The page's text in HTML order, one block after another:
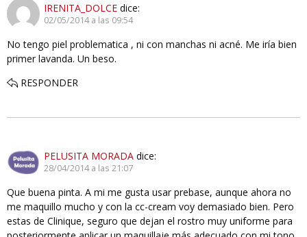
IRENITA_DOLCE dice:
02/05/2014 a las 09:54
No tengo piel problematica , ni con manchas ni acné. Me iría bien
primer lavanda. Un beso.
RESPONDER
PELUSITA MORADA dice:
28/04/2014 a las 21:07
Que buena pinta. A mi me gusta usar prebase, aunque ahora no
me maquillo mucho y con la cc-cream voy demasiado bien. Pero
estas de Clinique, seguro que dejan el rostro muy uniforme para